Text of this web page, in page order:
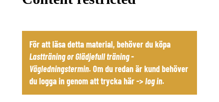
För att läsa detta material, behöver du köpa
LastträningorGlädjefull träning -
Vägledningstermin. Om du redan är kund behöver
du logga in genom att trycka här ->log in.